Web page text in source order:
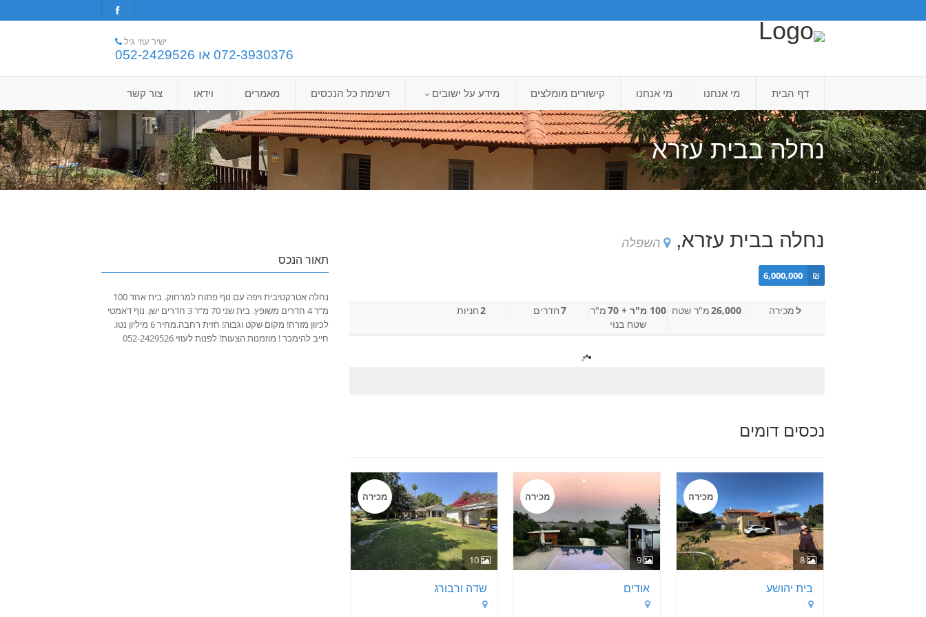
ישיר עוזי גיל
072-3930376 או 052-2429526
דף הבית מי אנחנו מי אנחנו קישורים מומלצים מידע על ישובים רשימת כל הנכסים מאמרים וידאו צור קשר
נחלה בבית עזרא
נחלה בבית עזרא, השפלה
₪
6,000,000
למכירה 26,000מ"ר שטח 100 מ"ר + 70
מ"ר
שטח בנוי
7חדרים 2חניות
נכסים דומים
10
מכירה
שדה ורבורג
9
מכירה
אודים
8
מכירה
בית יהושע
תאור הנכס
נחלה אטרקטיבית ויפה עם נוף פתוח למרחוק. בית אחד 100
מ”ר 4 חדרים משופץ. בית שני 70 מ”ר 3 חדרים ישן. נוף דאמטי
לכיוון מזרח! מקום שקט וגבוה! חזית רחבה.מחיר 6 מיליון נטו.
חייב להימכר ! מוזמנות הצעות! לפנות לעוזי 052-2429526